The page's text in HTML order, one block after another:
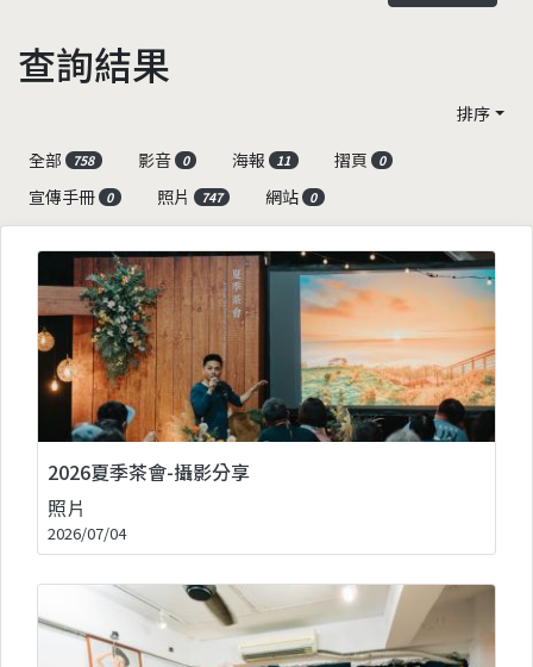
查詢結果
排序
全部
758 影音 0 海報 11 摺頁 0
宣傳手冊 0 照片 747 網站 0
2026夏季茶會-攝影分享
照片
2026/07/04